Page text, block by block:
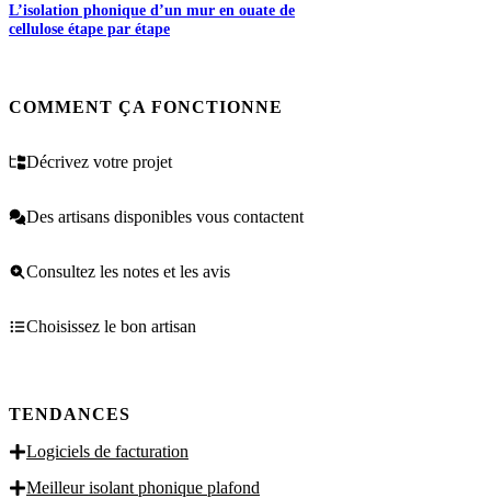
L’isolation phonique d’un mur en ouate de
cellulose étape par étape
COMMENT ÇA FONCTIONNE
Décrivez votre projet
Des artisans disponibles vous contactent
Consultez les notes et les avis
Choisissez le bon artisan
TENDANCES
Logiciels de facturation
Meilleur isolant phonique plafond